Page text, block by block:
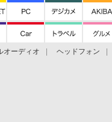
オーディオ ヘッドフォン